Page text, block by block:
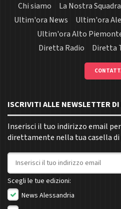
Chi siamo La Nostra Squadra
Ultim'ora News
Ultim'ora
Ultim'ora Alto
Diretta Radio
Diretta
ISCRIVITI ALLE NEWSLETTER
Inserisci il tuo indirizzo email
direttamente nella tua casella
Indirizzo email
Scegli le tue edizioni:
News Alessandria